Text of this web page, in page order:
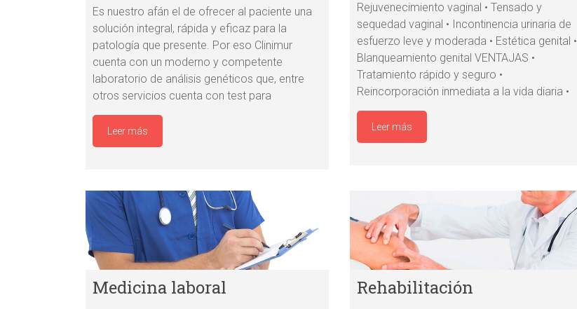
Es nuestro afán el de ofrecer al paciente una
solución integral, rápida y eficaz para la
patología que presente. Por eso Clinimur
cuenta con un moderno y competente
laboratorio de análisis genéticos que, entre
otros servicios cuenta con test para
Leer más
Rejuvenecimiento vaginal • Tensado y
sequedad vaginal • Incontinencia urinaria de
esfuerzo leve y moderada • Estética genital •
Blanqueamiento genital VENTAJAS •
Tratamiento rápido y seguro •
Reincorporación inmediata a la vida diaria •
Leer más
Medicina laboral Rehabilitación